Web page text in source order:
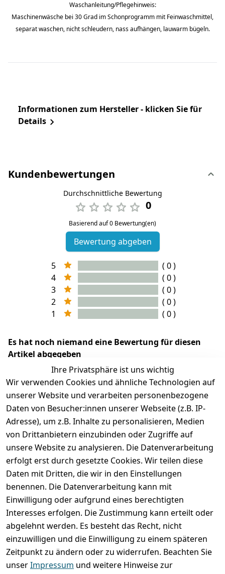
Waschanleitung/Pflegehinweis:
Maschinenwäsche bei 30 Grad im Schonprogramm mit Feinwaschmittel,
separat waschen, nicht schleudern, nass aufhängen, lauwarm bügeln.
Informationen zum Hersteller - klicken Sie für
Details
Kundenbewertungen
Durchschnittliche Bewertung
0
Basierend auf 0 Bewertung(en)
Bewertung abgeben
5
( 0 )
4
( 0 )
3
( 0 )
2
( 0 )
1
( 0 )
Es hat noch niemand eine Bewertung für diesen
Artikel abgegeben
Ihre Privatsphäre ist uns wichtig
Wir verwenden Cookies und ähnliche Technologien auf
unserer Website und verarbeiten personenbezogene
Daten von Besucher:innen unserer Webseite (z.B. IP-
Adresse), um z.B. Inhalte zu personalisieren, Medien
von Drittanbietern einzubinden oder Zugriffe auf
unsere Website zu analysieren. Die Datenverarbeitung
erfolgt erst durch gesetzte Cookies. Wir teilen diese
Daten mit Dritten, die wir in den Einstellungen
benennen. Die Datenverarbeitung kann mit
Einwilligung oder aufgrund eines berechtigten
Interesses erfolgen. Die Zustimmung kann erteilt oder
abgelehnt werden. Es besteht das Recht, nicht
einzuwilligen und die Einwilligung zu einem späteren
Zeitpunkt zu ändern oder zu widerrufen. Beachten Sie
unserImpressum und weitere Hinweise zur
Rechtliches
Impressum
Datenschutze
rklärung
Batterieentsor
gung
Services
Kontakt
Registrieren
Zahlung und
Versand
Umtausch /
Reklamation
Wir
versenden
mit
Folgt uns
gern auf
Zahle
bequem per